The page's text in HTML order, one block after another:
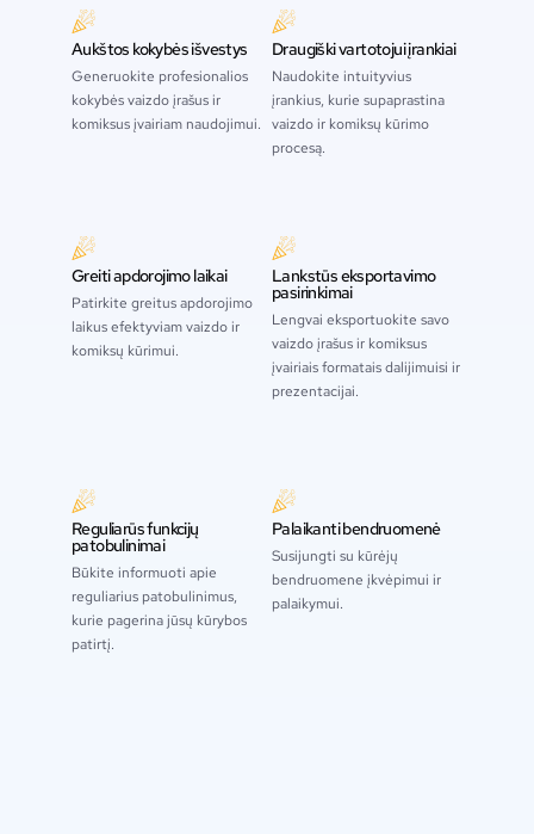
Aukštos kokybės išvestys
Generuokite profesionalios
kokybės vaizdo įrašus ir
komiksus įvairiam naudojimui.
Draugiški vartotojui įrankiai
Naudokite intuityvius
įrankius, kurie supaprastina
vaizdo ir komiksų kūrimo
procesą.
Greiti apdorojimo laikai
Patirkite greitus apdorojimo
laikus efektyviam vaizdo ir
komiksų kūrimui.
Lankstūs eksportavimo
pasirinkimai
Lengvai eksportuokite savo
vaizdo įrašus ir komiksus
įvairiais formatais dalijimuisi ir
prezentacijai.
Reguliarūs funkcijų
patobulinimai
Būkite informuoti apie
reguliarius patobulinimus,
kurie pagerina jūsų kūrybos
patirtį.
Palaikanti bendruomenė
Susijungti su kūrėjų
bendruomene įkvėpimui ir
palaikymui.